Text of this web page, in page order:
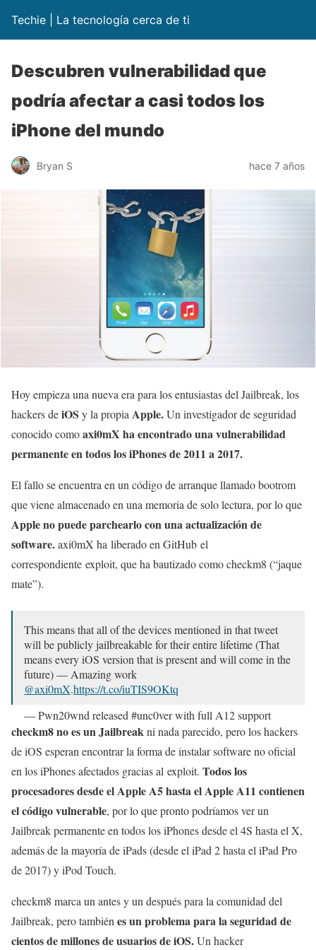
Techie | La tecnología cerca de ti
Descubren vulnerabilidad que
podría afectar a casi todos los
iPhone del mundo
Bryan S hace 7 años
Hoy empieza una nueva era para los entusiastas del Jailbreak, los
hackers deiOS y la propiaApple.Un investigador de seguridad
conocido comoaxi0mX ha encontrado una vulnerabilidad
permanente en todos los iPhones de 2011 a 2017.
El fallo se encuentra en un código de arranque llamado bootrom
que viene almacenado en una memoria de solo lectura, por lo que
Apple no puede parchearlo con una actualización de
software.axi0mX ha liberado en GitHub el
correspondiente exploit, que ha bautizado como checkm8 (“jaque
mate”).
This means that all of the devices mentioned in that tweet
will be publicly jailbreakable for their entire lifetime (That
means every iOS version that is present and will come in the
future) — Amazing work
@axi0mX.https://t.co/iuTIS9OKtq
— Pwn20wnd released #unc0ver with full A12 support
(@Pwn20wnd) 27 de septiembre de 2019
checkm8 no es un Jailbreakni nada parecido, pero los hackers
de iOS esperan encontrar la forma de instalar software no oficial
en los iPhones afectados gracias al exploit. Todos los
procesadores desde el Apple A5 hasta el Apple A11 contienen
el código vulnerable, por lo que pronto podríamos ver un
Jailbreak permanente en todos los iPhones desde el 4S hasta el X,
además de la mayoría de iPads (desde el iPad 2 hasta el iPad Pro
de 2017) y iPod Touch.
checkm8 marca un antes y un después para la comunidad del
Jailbreak, pero tambiénes un problema para la seguridad de
cientos de millones de usuarios de iOS.Un hacker